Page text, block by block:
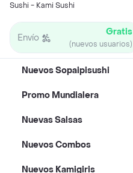
Sushi - Kami Sushi
Envío Gratis
(nuevos usuarios)
Nuevos Sopaipisushi
Promo Mundialera
Nuevas Salsas
Nuevos Combos
Nuevos Kamigiris